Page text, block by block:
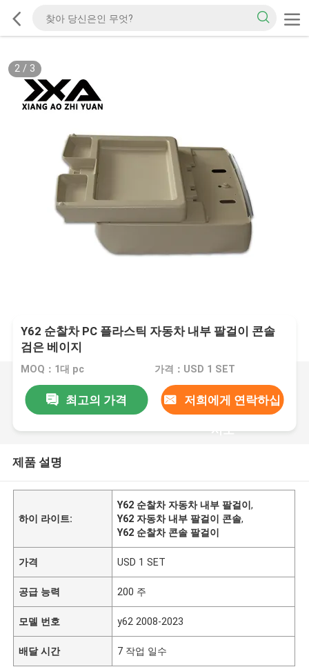
2/ 3
Y62 순찰차 PC 플라스틱 자동차 내부 팔걸이 콘솔
검은 베이지
MOQ：1대 pc 가격：USD 1 SET
최고의 가격 저희에게 연락하십
시오
제품 설명
하이 라이트:
Y62 순찰차 자동차 내부 팔걸이,
Y62 자동차 내부 팔걸이 콘솔,
Y62 순찰차 콘솔 팔걸이
가격 USD 1 SET
공급 능력 200 주
모델 번호 y62 2008-2023
배달 시간 7 작업 일수